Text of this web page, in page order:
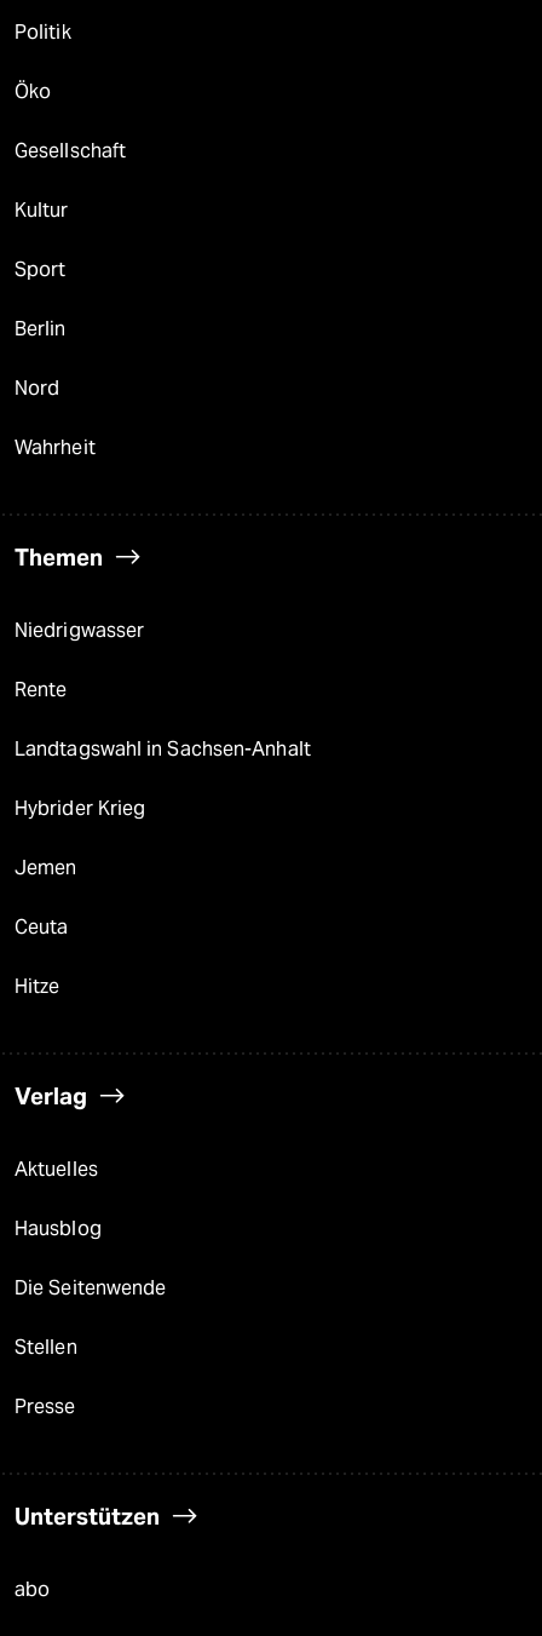
Politik
Öko
Gesellschaft
Kultur
Sport
Berlin
Nord
Wahrheit
Themen
Niedrigwasser
Rente
Landtagswahl in Sachsen-Anhalt
Hybrider Krieg
Jemen
Ceuta
Hitze
Verlag
Aktuelles
Hausblog
Die Seitenwende
Stellen
Presse
Unterstützen
abo